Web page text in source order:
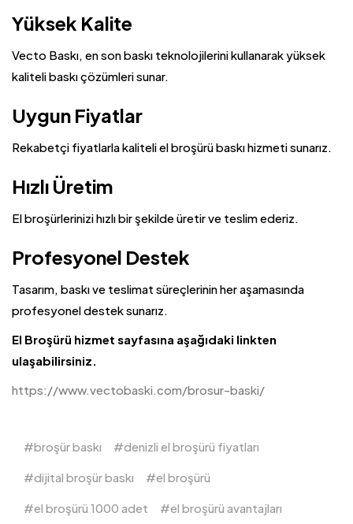
Yüksek Kalite
Vecto Baskı, en son baskı teknolojilerini kullanarak yüksek
kaliteli baskı çözümleri sunar.
Uygun Fiyatlar
Rekabetçi fiyatlarla kaliteli el broşürü baskı hizmeti sunarız.
Hızlı Üretim
El broşürlerinizi hızlı bir şekilde üretir ve teslim ederiz.
Profesyonel Destek
Tasarım, baskı ve teslimat süreçlerinin her aşamasında
profesyonel destek sunarız.
El Broşürü hizmet sayfasına aşağıdaki linkten
ulaşabilirsiniz.
https://www.vectobaski.com/brosur-baski/
broşür baskı denizli el broşürü fiyatları
dijital broşür baskı el broşürü
el broşürü 1000 adet el broşürü avantajları